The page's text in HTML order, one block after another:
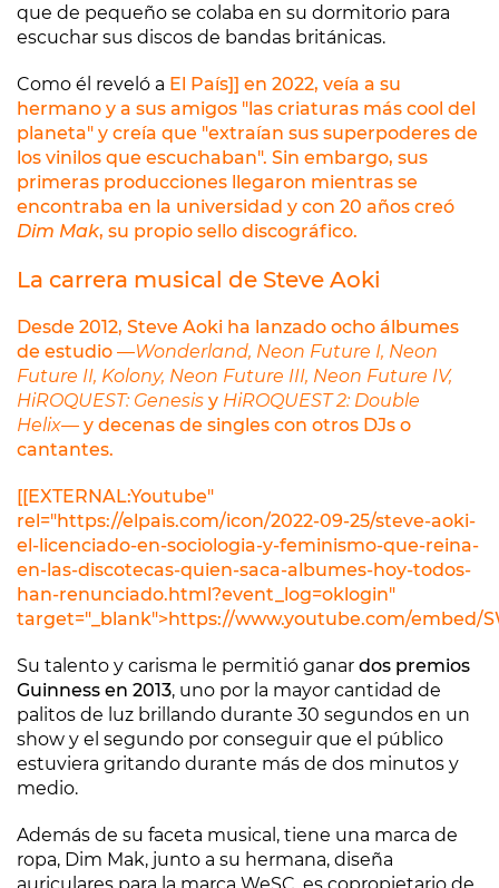
que de pequeño se colaba en su dormitorio para
escuchar sus discos de bandas británicas.
Como él reveló a El País]] en 2022, veía a su
hermano y a sus amigos "las criaturas más cool del
planeta" y creía que "extraían sus superpoderes de
los vinilos que escuchaban". Sin embargo, sus
primeras producciones llegaron mientras se
encontraba en la universidad y con 20 años creó
Dim Mak, su propio sello discográfico.
La carrera musical de Steve Aoki
Desde 2012, Steve Aoki ha lanzado ocho álbumes
de estudio ―Wonderland, Neon Future I, Neon
Future II, Kolony, Neon Future III, Neon Future IV,
HiROQUEST: Genesis y HiROQUEST 2: Double
Helix― y decenas de singles con otros DJs o
cantantes.
[[EXTERNAL:Youtube"
rel="https://elpais.com/icon/2022-09-25/steve-aoki-
el-licenciado-en-sociologia-y-feminismo-que-reina-
en-las-discotecas-quien-saca-albumes-hoy-todos-
han-renunciado.html?event_log=oklogin"
target="_blank">https://www.youtube.com/embed/
Su talento y carisma le permitió ganar dos premios
Guinness en 2013, uno por la mayor cantidad de
palitos de luz brillando durante 30 segundos en un
show y el segundo por conseguir que el público
estuviera gritando durante más de dos minutos y
medio.
Además de su faceta musical, tiene una marca de
ropa, Dim Mak, junto a su hermana, diseña